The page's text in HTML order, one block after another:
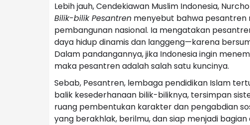
Lebih jauh, Cendekiawan Muslim Indonesia,
Bilik-bilik Pesantren menyebut bahwa pesantren
pembangunan nasional. Ia mengatakan
daya hidup dinamis dan langgeng—karena
Dalam pandangannya, jika Indonesia ingin
maka pesantren adalah salah satu kuncinya.
Sebab, Pesantren, lembaga pendidikan Islam
balik kesederhanaan bilik-biliknya, tersimpan
ruang pembentukan karakter dan pengabdian
yang berakhlak, berilmu, dan siap menjadi